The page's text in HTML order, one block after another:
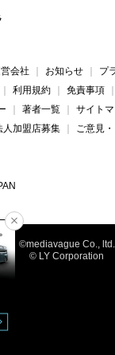
会社 お知らせ
プ
利用規約
免責事項
著者一覧
サイト
人加盟店募集
ご意見
©mediavague Co., ltd.
© LY Corporation